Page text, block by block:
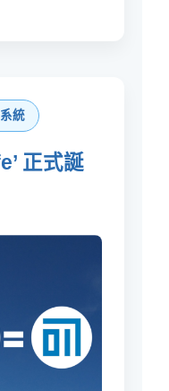
統
正式誕